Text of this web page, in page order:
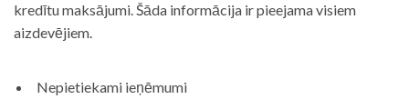
kredītu maksājumi. Šāda informācija ir pieejama visiem
aizdevējiem.
Nepietiekami ieņēmumi